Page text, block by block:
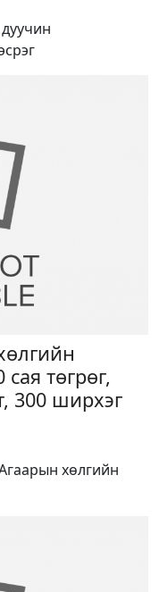
төгрөг,
300 ширхэг
хөлгийн